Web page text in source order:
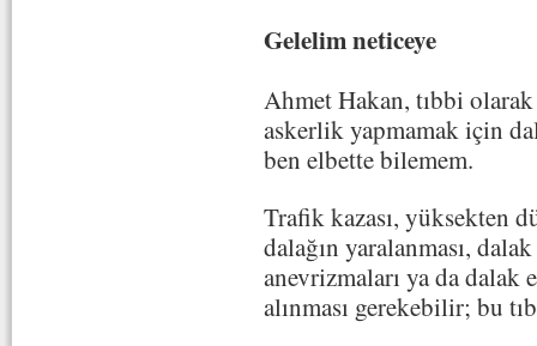
Gelelim neticeye
Ahmet Hakan, tıbbi olarak
askerlik yapmamak için
ben elbette bilemem.
Trafik kazası, yüksekten
dalağın yaralanması,
anevrizmaları ya da
alınması gerekebilir; bu